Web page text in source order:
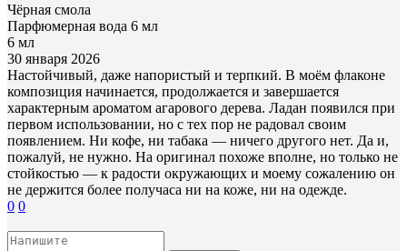
Чёрная смола
Парфюмерная вода 6 мл
6 мл
30 января 2026
Настойчивый, даже напористый и терпкий. В моём флаконе
композиция начинается, продолжается и завершается
характерным ароматом агарового дерева. Ладан появился при
первом использовании, но с тех пор не радовал своим
появлением. Ни кофе, ни табака — ничего другого нет. Да и,
пожалуй, не нужно. На оригинал похоже вполне, но только не
стойкостью — к радости окружающих и моему сожалению он
не держится более получаса ни на коже, ни на одежде.
0 0